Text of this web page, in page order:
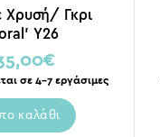
Χρυσή/ Γκρι
Υ26
€
σε 4-7 εργάσιμες
καλάθι